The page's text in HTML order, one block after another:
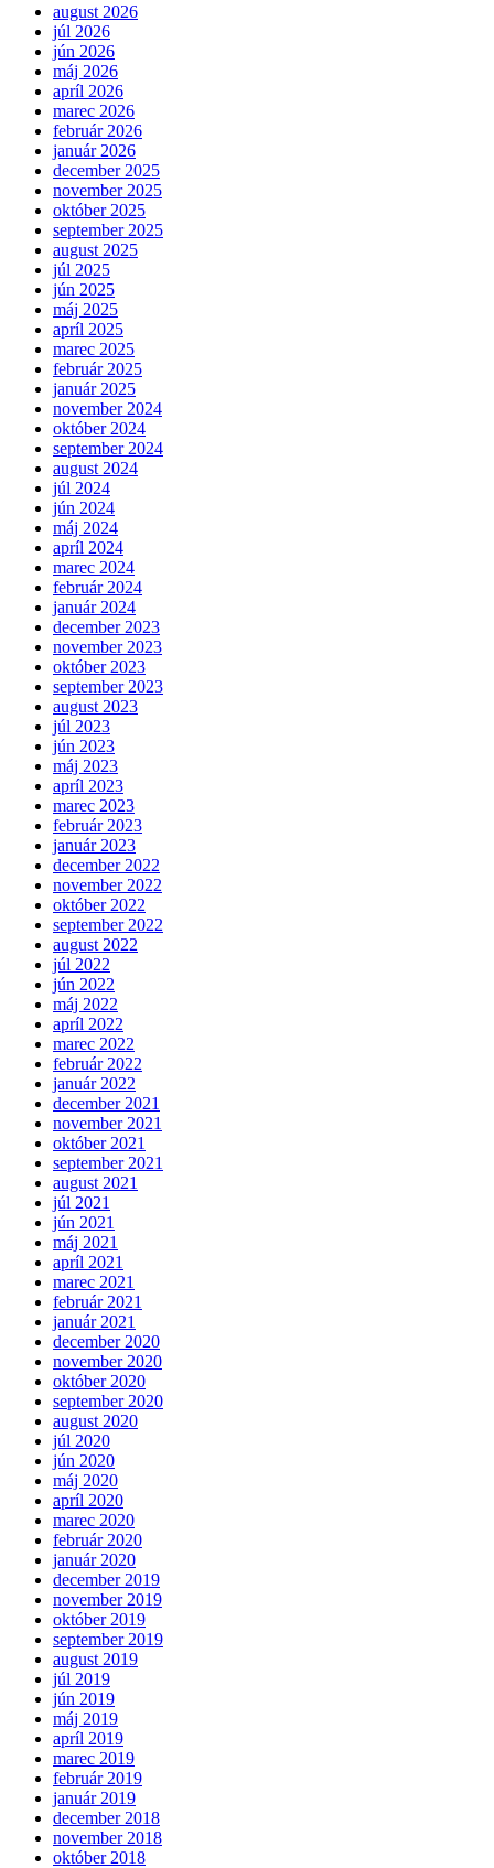
august 2026
júl 2026
jún 2026
máj 2026
apríl 2026
marec 2026
február 2026
január 2026
december 2025
november 2025
október 2025
september 2025
august 2025
júl 2025
jún 2025
máj 2025
apríl 2025
marec 2025
február 2025
január 2025
november 2024
október 2024
september 2024
august 2024
júl 2024
jún 2024
máj 2024
apríl 2024
marec 2024
február 2024
január 2024
december 2023
november 2023
október 2023
september 2023
august 2023
júl 2023
jún 2023
máj 2023
apríl 2023
marec 2023
február 2023
január 2023
december 2022
november 2022
október 2022
september 2022
august 2022
júl 2022
jún 2022
máj 2022
apríl 2022
marec 2022
február 2022
január 2022
december 2021
november 2021
október 2021
september 2021
august 2021
júl 2021
jún 2021
máj 2021
apríl 2021
marec 2021
február 2021
január 2021
december 2020
november 2020
október 2020
september 2020
august 2020
júl 2020
jún 2020
máj 2020
apríl 2020
marec 2020
február 2020
január 2020
december 2019
november 2019
október 2019
september 2019
august 2019
júl 2019
jún 2019
máj 2019
apríl 2019
marec 2019
február 2019
január 2019
december 2018
november 2018
október 2018